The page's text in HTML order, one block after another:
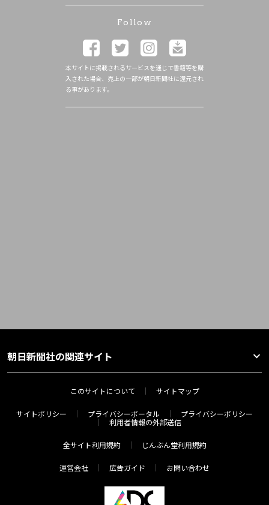
Follow
本サイトに掲載されるサービスを通じて書籍等を購
入された場合、売上の一部が朝日新聞社に還元され
る事があります。
朝日新聞社の関連サイト
このサイトについて サイトマップ
サイトポリシー プライバシーポータル
プライバシーポリシー
利用者情報の外部送信
全サイト利用規約 じんぶん堂利用規約
運営会社 広告ガイド お問い合わせ